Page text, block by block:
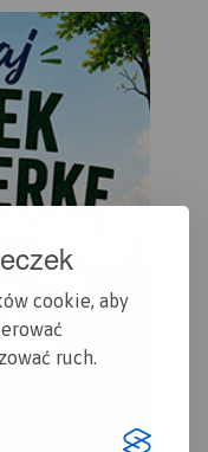
cookie, aby
ruch.